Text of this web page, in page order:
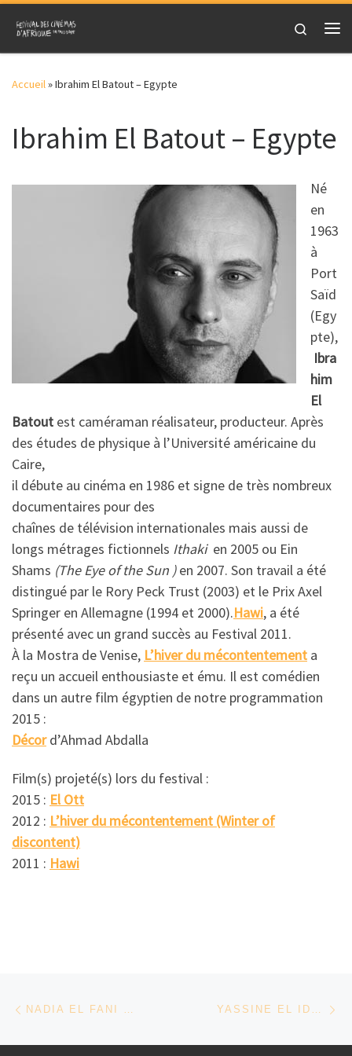
Skip to content
Search
Accueil»Ibrahim El Batout – Egypte
Ibrahim El Batout – Egypte
Né
en
1963
à
Port
Saïd
(Egy
pte),
Ibra
him
El
Batout est caméraman réalisateur, producteur. Après
des études de physique à l’Université américaine du
Caire,
il débute au cinéma en 1986 et signe de très nombreux
documentaires pour des
chaînes de télévision internationales mais aussi de
longs métrages fictionnels Ithaki en 2005 ou Ein
Shams (The Eye of the Sun )en 2007. Son travail a été
distingué par le Rory Peck Trust (2003) et le Prix Axel
Springer en Allemagne (1994 et 2000).Hawi, a été
présenté avec un grand succès au Festival 2011.
À la Mostra de Venise, L’hiver du mécontentement a
reçu un accueil enthousiaste et ému. Il est comédien
dans un autre film égyptien de notre programmation
2015 :
Décord’Ahmad Abdalla
Film(s) projeté(s) lors du festival :
2015 : El Ott
2012 : L’hiver du mécontentement (Winter of
discontent)
2011 : Hawi
Parcourir les articles